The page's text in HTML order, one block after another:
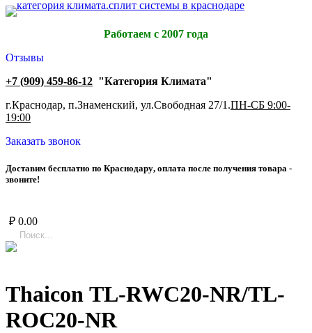
Работаем с 2007 года
Отзывы
+7 (909) 459-86-12 "Категория Климата"
г.Краснодар, п.Знаменский, ул.Свободная 27/1.ПН-СБ 9:00-
19:00
Заказать звонок
Доставим бесплатно по Краснодару, оплата после получения товара -
звоните!
₽ 0.00
Thaicon TL-RWC20-NR/TL-
ROC20-NR